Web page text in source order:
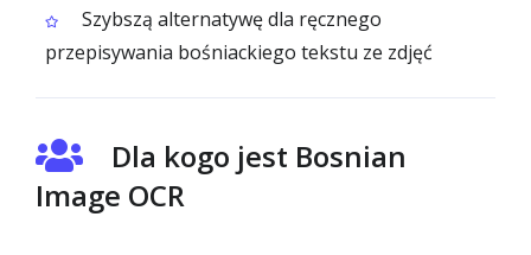
Szybszą alternatywę dla ręcznego
przepisywania bośniackiego tekstu ze zdjęć
Dla kogo jest Bosnian
Image OCR